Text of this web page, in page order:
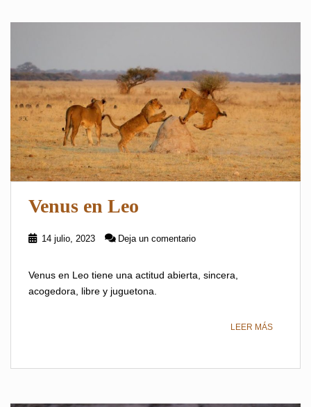
Venus en Leo
14 julio, 2023 Deja un comentario
Venus en Leo tiene una actitud abierta, sincera,
acogedora, libre y juguetona.
LEER MÁS